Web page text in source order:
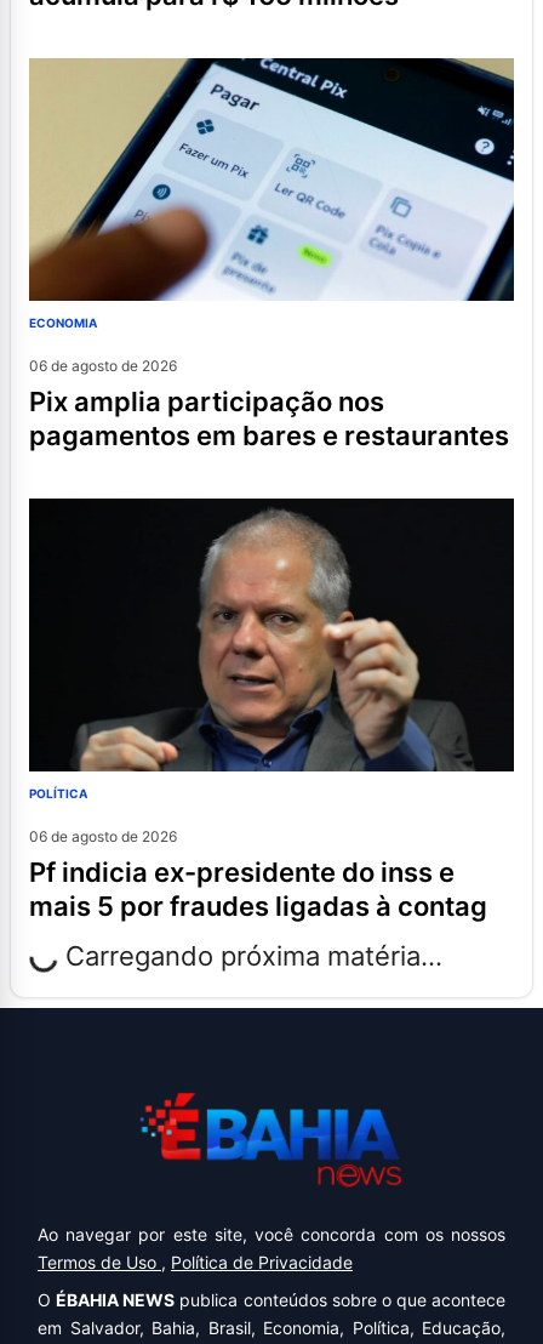
ECONOMIA
06 de agosto de 2026
pix amplia participação nos
pagamentos em bares e restaurantes
POLÍTICA
06 de agosto de 2026
pf indicia ex-presidente do inss e
mais 5 por fraudes ligadas à contag
Carregando próxima matéria...
Ao navegar por este site, você concorda com os nossos
Termos de Uso , Política de Privacidade
OÉBAHIA NEWS publica conteúdos sobre o que acontece
em Salvador, Bahia, Brasil, Economia, Política, Educação,